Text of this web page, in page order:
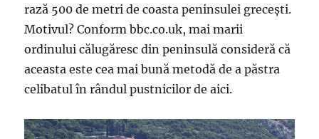
rază 500 de metri de coasta peninsulei grecești.
Motivul? Conform bbc.co.uk, mai marii
ordinului călugăresc din peninsulă consideră că
aceasta este cea mai bună metodă de a păstra
celibatul în rândul pustnicilor de aici.